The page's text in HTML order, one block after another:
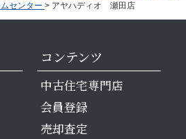
センター > アヤハディオ 瀬田店
コンテンツ
中古住宅専門店
会員登録
売却査定